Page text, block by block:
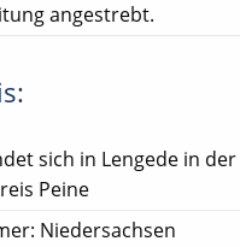
angestrebt.
sich in Lengede in
Peine
Niedersachsen